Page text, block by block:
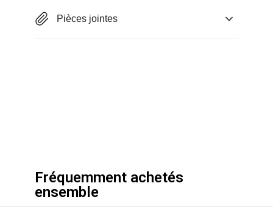
Pièces jointes
Fréquemment achetés
ensemble